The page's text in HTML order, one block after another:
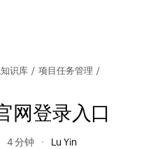
识库 / 项目任务管理 /
网登录入口
4 分钟 Lu Yin